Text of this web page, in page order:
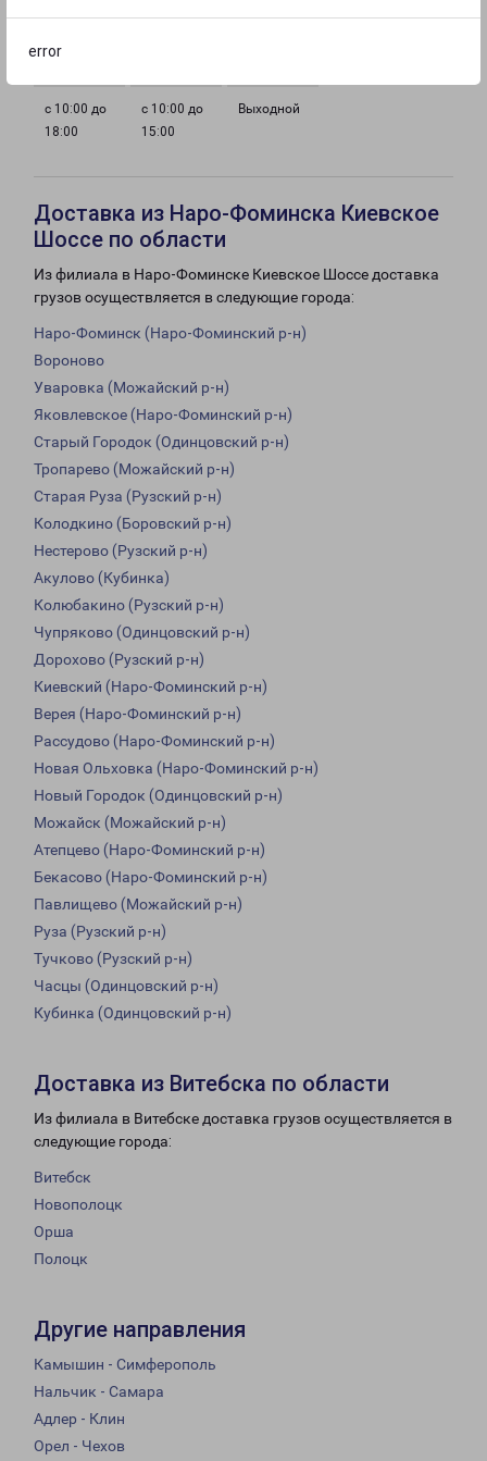
error
с 10:00 до
с 10:00 до
с 10:00 до
с 10:00 до
с 10:00 до
18:00
с 10:00 до
15:00
Выходной
Доставка из Наро-Фоминска Киевское
Шоссе по области
Из филиала в Наро-Фоминске Киевское Шоссе доставка
грузов осуществляется в следующие города:
Наро-Фоминск (Наро-Фоминский р-н)
Вороново
Уваровка (Можайский р-н)
Яковлевское (Наро-Фоминский р-н)
Старый Городок (Одинцовский р-н)
Тропарево (Можайский р-н)
Старая Руза (Рузский р-н)
Колодкино (Боровский р-н)
Нестерово (Рузский р-н)
Акулово (Кубинка)
Колюбакино (Рузский р-н)
Чупряково (Одинцовский р-н)
Дорохово (Рузский р-н)
Киевский (Наро-Фоминский р-н)
Верея (Наро-Фоминский р-н)
Рассудово (Наро-Фоминский р-н)
Новая Ольховка (Наро-Фоминский р-н)
Новый Городок (Одинцовский р-н)
Можайск (Можайский р-н)
Атепцево (Наро-Фоминский р-н)
Бекасово (Наро-Фоминский р-н)
Павлищево (Можайский р-н)
Руза (Рузский р-н)
Тучково (Рузский р-н)
Часцы (Одинцовский р-н)
Кубинка (Одинцовский р-н)
Доставка из Витебска по области
Из филиала в Витебске доставка грузов осуществляется в
следующие города:
Витебск
Новополоцк
Орша
Полоцк
Другие направления
Камышин - Симферополь
Нальчик - Самара
Адлер - Клин
Орел - Чехов